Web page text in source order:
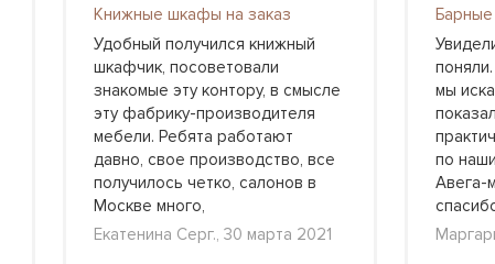
Книжные шкафы на заказ
Удобный получился книжный
шкафчик, посоветовали
знакомые эту контору, в смысле
эту фабрику-производителя
мебели. Ребята работают
давно, свое производство, все
получилось четко, салонов в
Москве много,
Екатенина Серг., 30 марта 2021
Барные
мы
по
Авега-